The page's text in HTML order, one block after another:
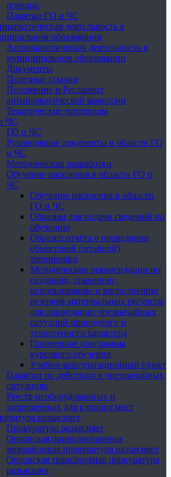
помощи
Памятки ГО и ЧС
деятельность в
образовании
Антинаркотическая деятельность в
муниципальном образовании
Документы
Полезные ссылки
Положение и Регламент
антинаркотической комиссии
Тематические материалы
ЧС
ГО и ЧС
Руководящие документы в области ГО
и ЧС
Методические разработки
Обучение населения в области ГО и
ЧС
Обучение населения в области
ГО и ЧС
Образцы для подачи сведений по
обучению
Образец отчёта о проведении
объектовой (штабной)
тренировки
Методические рекомендации по
созданию, хранению ,
использованию и восполнению
резервов материальных ресурсов
для ликвидации чрезвычайных
ситуаций природного и
техногенного характера
Примерные программы
курсового обучения
Учебно-консультационный пункт
Памятки по действию в чрезвычайных
ситуациях
Реестр необорудованных и
запрещенных для купания мест
разъясняет
Прокуратура разъясняет
Орловская природоохранная
межрайонная прокуратура разъясняет
Орловская транспортная прокуратура
разъясняет